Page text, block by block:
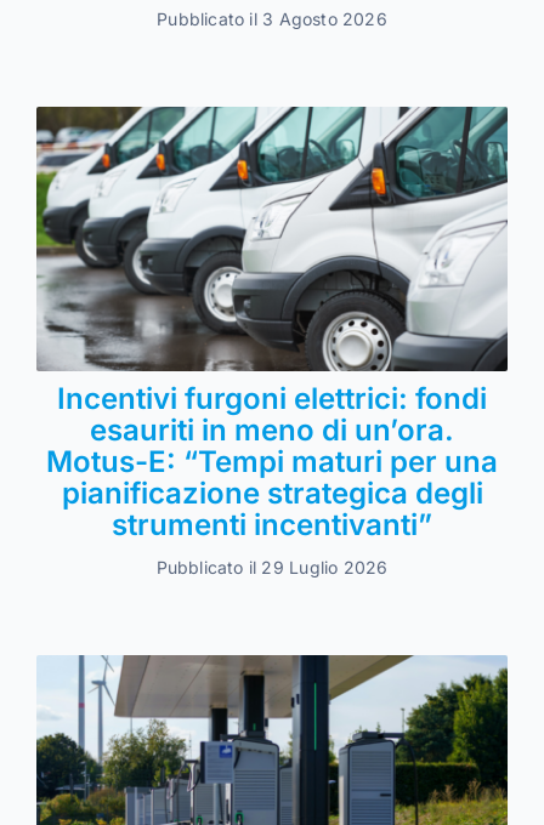
Pubblicato il 3 Agosto 2026
Incentivi furgoni elettrici: fondi
esauriti in meno di un’ora.
Motus-E: “Tempi maturi per una
pianificazione strategica degli
strumenti incentivanti”
Pubblicato il 29 Luglio 2026